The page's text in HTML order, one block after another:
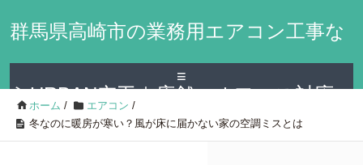
群馬県高崎市の業務用エアコン工事な
らURBAN空工｜店舗・オフィス対応
≡
ホーム / エアコン /
冬なのに暖房が寒い？風が床に届かない家の空調ミスとは